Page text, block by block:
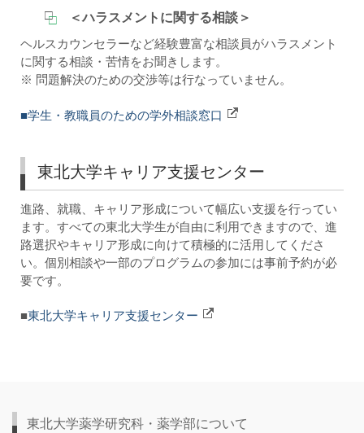
＜ハラスメントに関する相談＞
ヘルスカウンセラーなど経験豊富な相談員がハラスメント
に関する相談・苦情をお聞きします。
※ 問題解決のための交渉等は行なっていません。
■学生・教職員のための学外相談窓口
東北大学キャリア支援センター
進路、就職、キャリア形成について幅広い支援を行ってい
ます。すべての東北大学生が自由に利用できますので、進
路選択やキャリア形成に向けて積極的に活用してくださ
い。個別相談や一部のプログラムの参加には事前予約が必
要です。
■東北大学キャリア支援センター
東北大学薬学研究科・薬学部について